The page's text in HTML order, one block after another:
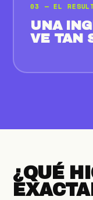
03 — EL
UNA
VE TAN
¿QUÉ